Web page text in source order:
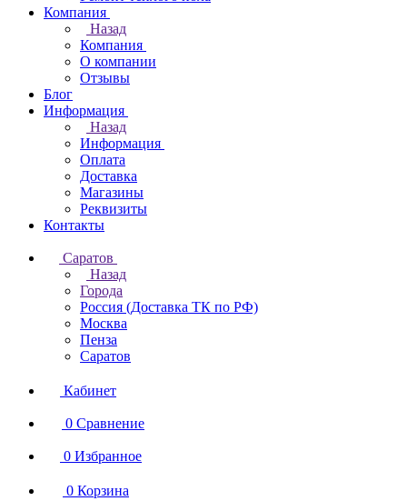
Компания
Назад
Компания
О компании
Отзывы
Блог
Информация
Назад
Информация
Оплата
Доставка
Магазины
Реквизиты
Контакты
Саратов
Назад
Города
Россия (Доставка ТК по РФ)
Москва
Пенза
Саратов
Кабинет
0 Сравнение
0 Избранное
0 Корзина